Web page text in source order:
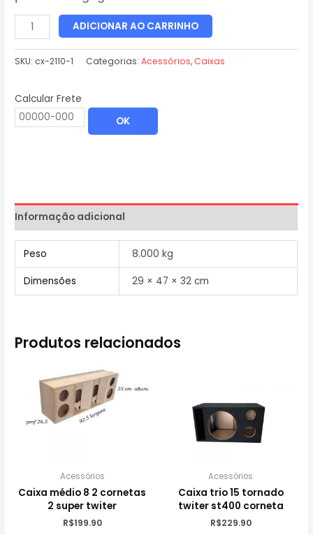
ADICIONAR AO CARRINHO
SKU:cx-2110-1 Categorias:Acessórios,Caixas
Calcular Frete
OK
Informação adicional
Peso 8.000 kg
Dimensões 29 × 47 × 32 cm
Produtos relacionados
Acessórios
Caixa médio 8 2 cornetas
2 super twiter
R$199.90
Acessórios
Caixa trio 15 tornado
twiter st400 corneta
R$229.90